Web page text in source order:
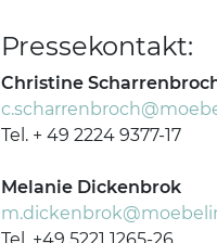
Pressekontakt:
Christine
Tel. + 49 2224 9377-17
Melanie Dickenbrok
Tel. +49 5221 1265-26